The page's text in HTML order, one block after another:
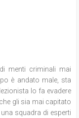
menti criminali mai
è andato male, sta
lo fa evadere
gli sia mai capitato
squadra di esperti